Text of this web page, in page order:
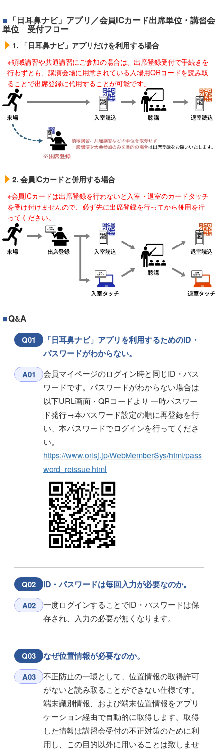
「日耳鼻ナビ」アプリ／会員ICカード出席単位・講習会
単位 受付フロー
1. 「日耳鼻ナビ」アプリだけを利用する場合
※領域講習や共通講習にご参加の場合は、出席登録受付で手続きを
行わずとも、講演会場に用意されている入場用QRコードを読み取
ることで出席登録に代用することが可能です。
2. 会員ICカードと併用する場合
※会員ICカードは出席登録を行わないと入室・退室のカードタッチ
を受け付けませんので、必ず先に出席登録を行ってから併用を行
ってください。
Q&A
Q01
「日耳鼻ナビ」アプリを利用するためのID・
パスワードがわからない。
A01
会員マイページのログイン時と同じID・パス
ワードです。パスワードがわからない場合は
以下URL画面・QRコードより 一時パスワー
ド発行→本パスワード設定の順に再登録を行
い、本パスワードでログインを行ってくださ
い。
https://www.orlsj.jp/WebMemberSys/html/pass
word_reissue.html
Q02 ID・パスワードは毎回入力が必要なのか。
A02
一度ログインすることでID・パスワードは保
存され、入力の必要が無くなります。
Q03 なぜ位置情報が必要なのか。
A03
不正防止の一環として、位置情報の取得許可
がないと読み取ることができない仕様です。
端末識別情報、および端末位置情報をアプリ
ケーション経由で自動的に取得します。取得
した情報は講習会受付の不正対策のために利
用し、この目的以外に用いることは致しませ